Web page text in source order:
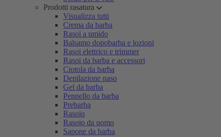
Prodotti rasatura
Visualizza tutti
Crema da barba
Rasoi a umido
Balsamo dopobarba e lozioni
Rasoi elettrico e trimmer
Rasoi da barba e accessori
Ciotola da barba
Depilazione naso
Gel da barba
Pennello da barba
Prebarba
Rasoio
Rasoio da uomo
Sapone da barba